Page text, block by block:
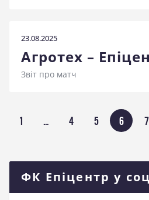
23.08.2025
Агротех –
Звіт про матч
Пагінація
записів
СТОРІНКА
1 … СТОРІНКА
4 СТОРІНКА
5 6 7
ФК Епіцентр у